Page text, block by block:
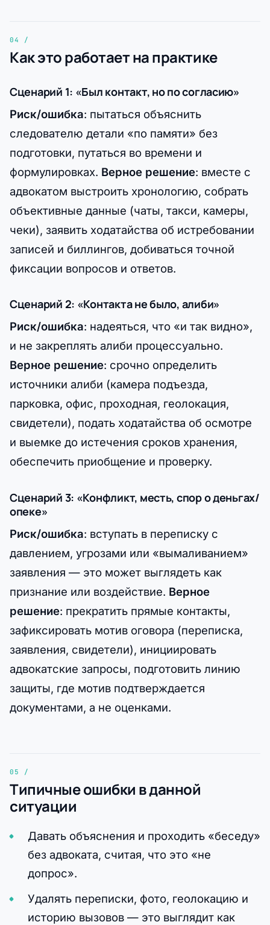
Как это работает на практике
Сценарий 1: «Был контакт, но по согласию»
Риск/ошибка: пытаться объяснить
следователю детали «по памяти» без
подготовки, путаться во времени и
формулировках. Верное решение: вместе с
адвокатом выстроить хронологию, собрать
объективные данные (чаты, такси, камеры,
чеки), заявить ходатайства об истребовании
записей и биллингов, добиваться точной
фиксации вопросов и ответов.
Сценарий 2: «Контакта не было, алиби»
Риск/ошибка: надеяться, что «и так видно»,
и не закреплять алиби процессуально.
Верное решение: срочно определить
источники алиби (камера подъезда,
парковка, офис, проходная, геолокация,
свидетели), подать ходатайства об осмотре
и выемке до истечения сроков хранения,
обеспечить приобщение и проверку.
Сценарий 3: «Конфликт, месть, спор о деньгах/
опеке»
Риск/ошибка: вступать в переписку с
давлением, угрозами или «вымаливанием»
заявления — это может выглядеть как
признание или воздействие. Верное
решение: прекратить прямые контакты,
зафиксировать мотив оговора (переписка,
заявления, свидетели), инициировать
адвокатские запросы, подготовить линию
защиты, где мотив подтверждается
документами, а не оценками.
Типичные ошибки в данной
ситуации
Давать объяснения и проходить «беседу»
без адвоката, считая, что это «не
допрос».
Удалять переписки, фото, геолокацию и
историю вызовов — это выглядит как